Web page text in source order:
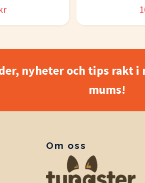
nyheter och tips rakt i
mums!
Om oss